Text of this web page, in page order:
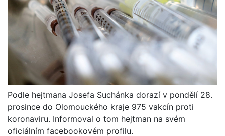
Podle hejtmana Josefa Suchánka dorazí v pondělí 28.
prosince do Olomouckého kraje 975 vakcín proti
koronaviru. Informoval o tom hejtman na svém
oficiálním facebookovém profilu.